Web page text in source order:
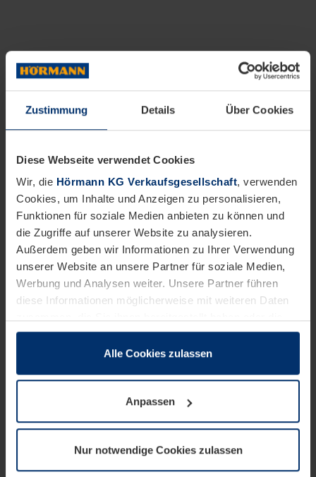
Zustimmung Details Über Cookies
Diese Webseite verwendet Cookies
Wir, die Hörmann KG Verkaufsgesellschaft, verwenden
Cookies, um Inhalte und Anzeigen zu personalisieren,
Funktionen für soziale Medien anbieten zu können und
die Zugriffe auf unserer Website zu analysieren.
Außerdem geben wir Informationen zu Ihrer Verwendung
unserer Website an unsere Partner für soziale Medien,
Werbung und Analysen weiter. Unsere Partner führen
diese Informationen möglicherweise mit weiteren Daten
sie im Rahmen Ihrer Nutzung der Dienste gesammelt
wenn diese für den Betrieb dieser Seite unbedingt
notwendig sind. Für alle anderen Cookie-Typen benötigen
wir Ihre Erlaubnis. Ihre Einwilligung können Sie jederzeit
Datenschutzerklärungunserer Website ändern oder
widerrufen.
Alle Cookies zulassen
Anpassen
Nur notwendige Cookies zulassen